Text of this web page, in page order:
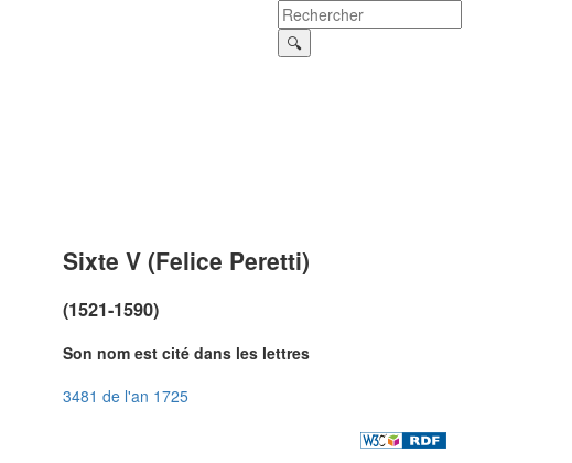
Sixte V (Felice Peretti)
(1521-1590)
Son nom est cité dans les lettres
3481 de l'an 1725